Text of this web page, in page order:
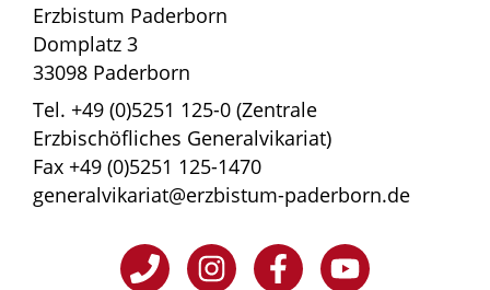
Erzbistum Paderborn
Domplatz 3
33098 Paderborn
Tel. +49 (0)5251 125-0 (Zentrale
Erzbischöfliches Generalvikariat)
Fax +49 (0)5251 125-1470
generalvikariat@erzbistum-paderborn.de